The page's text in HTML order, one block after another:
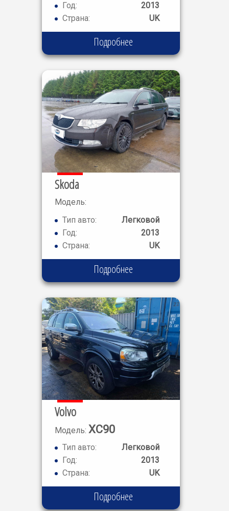
EVOQUE
Год:
2013
Страна:
UK
Подробнее
Skoda
Модель:
SUPERB ELE
Тип авто:
Легковой
Год:
2013
Страна:
UK
Подробнее
Volvo
Модель: XC90
Тип авто:
Легковой
Год:
2013
Страна:
UK
Подробнее